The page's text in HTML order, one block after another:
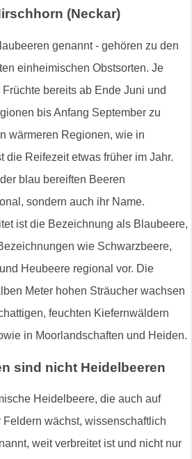
(Neckar)
genannt - gehören zu den
einheimischen Obstsorten. Je
bereits ab Ende Juni und
bis Anfang September zu
wärmeren Regionen, wie in
die Reifezeit etwas früher im Jahr.
blau bereiften Beeren
sondern auch ihr Name.
ist die Bezeichnung als Blaubeere,
wie Schwarzbeere,
Heubeere regional vor. Die
Meter hohen Sträucher wachsen
feuchten Kiefernwäldern
in Moorlandschaften und Heiden.
sind nicht Heidelbeeren
Heidelbeere, die auch auf
wächst, wissenschaftlich
weit verbreitet ist und nicht nur